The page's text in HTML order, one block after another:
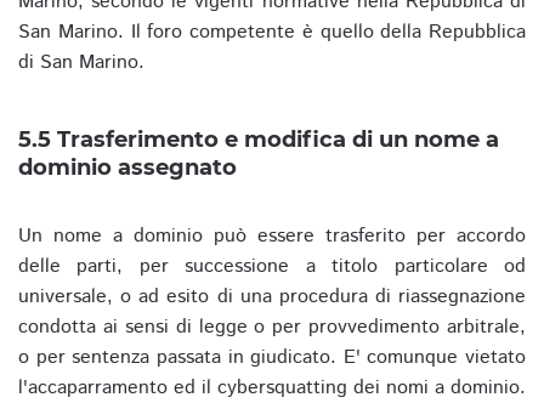
San Marino. Il foro competente è quello della Repubblica
di San Marino.
5.5 Trasferimento e modifica di un nome a
dominio assegnato
Un nome a dominio può essere trasferito per accordo
delle parti, per successione a titolo particolare od
universale, o ad esito di una procedura di riassegnazione
condotta ai sensi di legge o per provvedimento arbitrale,
o per sentenza passata in giudicato. E' comunque vietato
l'accaparramento ed il cybersquatting dei nomi a dominio.